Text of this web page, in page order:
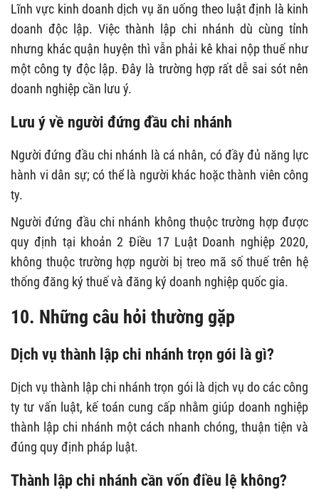
Lĩnh vực kinh doanh dịch vụ ăn uống theo luật định là kinh
doanh độc lập. Việc thành lập chi nhánh dù cùng tỉnh
nhưng khác quận huyện thì vẫn phải kê khai nộp thuế như
một công ty độc lập. Đây là trường hợp rất dễ sai sót nên
doanh nghiệp cần lưu ý.
Lưu ý về người đứng đầu chi nhánh
Người đứng đầu chi nhánh là cá nhân, có đầy đủ năng lực
hành vi dân sự; có thể là người khác hoặc thành viên công
ty.
Người đứng đầu chi nhánh không thuộc trường hợp được
quy định tại khoản 2 Điều 17 Luật Doanh nghiệp 2020,
không thuộc trường hợp người bị treo mã số thuế trên hệ
thống đăng ký thuế và đăng ký doanh nghiệp quốc gia.
10. Những câu hỏi thường gặp
Dịch vụ thành lập chi nhánh trọn gói là gì?
Dịch vụ thành lập chi nhánh trọn gói là dịch vụ do các công
ty tư vấn luật, kế toán cung cấp nhằm giúp doanh nghiệp
thành lập chi nhánh một cách nhanh chóng, thuận tiện và
đúng quy định pháp luật.
Thành lập chi nhánh cần vốn điều lệ không?